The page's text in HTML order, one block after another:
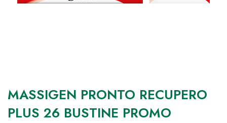
MASSIGEN PRONTO RECUPERO
PLUS 26 BUSTINE PROMO